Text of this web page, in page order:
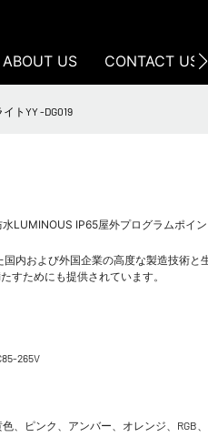
ABOUT US CONTACT US
トYY -DG019
LUMINOUS IP65屋外プログラムポイ
内および外国企業の高度な製造技術と
すためにも提供されています。
265V
、ピンク、アンバー、オレンジ、RGB